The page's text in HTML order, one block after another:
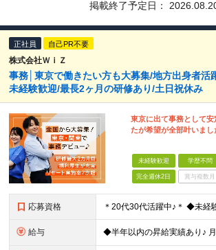
掲載終了予定日：
正社員 自己PR不要
株式会社ＷｉＺ
事務│東京で働きたい方も大募集/地方出身者活
未経験歓迎/最長2ヶ月の研修あり/土日祝休み
東京に出て事務として
たが希望が全部叶いまし
未経験歓迎 学歴不問
完全週休2日 賞与複数月
応募資格
給与